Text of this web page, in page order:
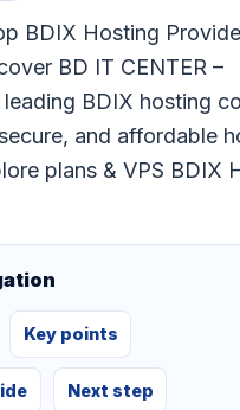
BDIX Hosting
BD IT CENTER –
BDIX hosting
and affordable
plans & VPS BDIX
Key points
Next step